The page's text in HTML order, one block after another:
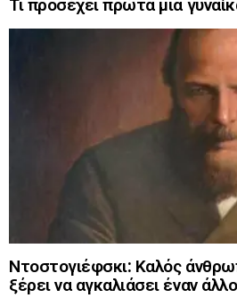
Τι προσέχει πρώτα μια
Ντοστογιέφσκι: Καλός
ξέρει να αγκαλιάσει έναν